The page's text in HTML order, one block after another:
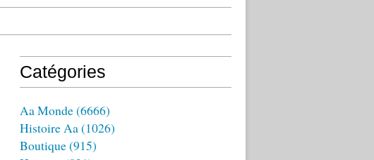
Catégories
Aa Monde(6666)
Histoire Aa(1026)
Boutique(915)